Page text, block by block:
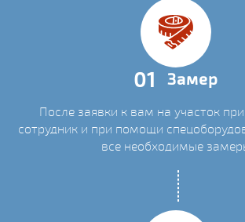
01 Замер
После заявки к вам на участок
сотрудник и при помощи
все необходимые